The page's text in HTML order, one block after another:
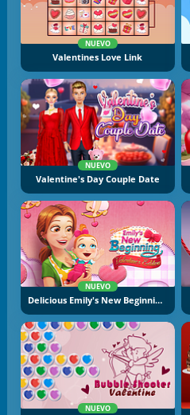
NUEVO
Valentines Love Link
NUEVO
Valentine's Day Couple Date
NUEVO
Delicious Emily's New Beginning Valentine's Edition
NUEVO